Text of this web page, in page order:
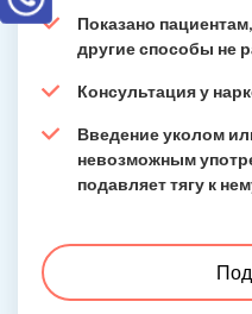
Показано
другие способы не
Консультация у
Введение уколом
невозможным
подавляет тягу к